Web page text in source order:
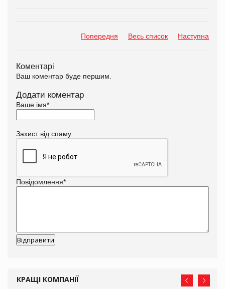
Попередня Весь список Наступна
Коментарі
Ваш коментар буде першим.
Додати коментар
Ваше імя*
Захист від спаму
Повідомлення*
КРАЩІ КОМПАНІЇ